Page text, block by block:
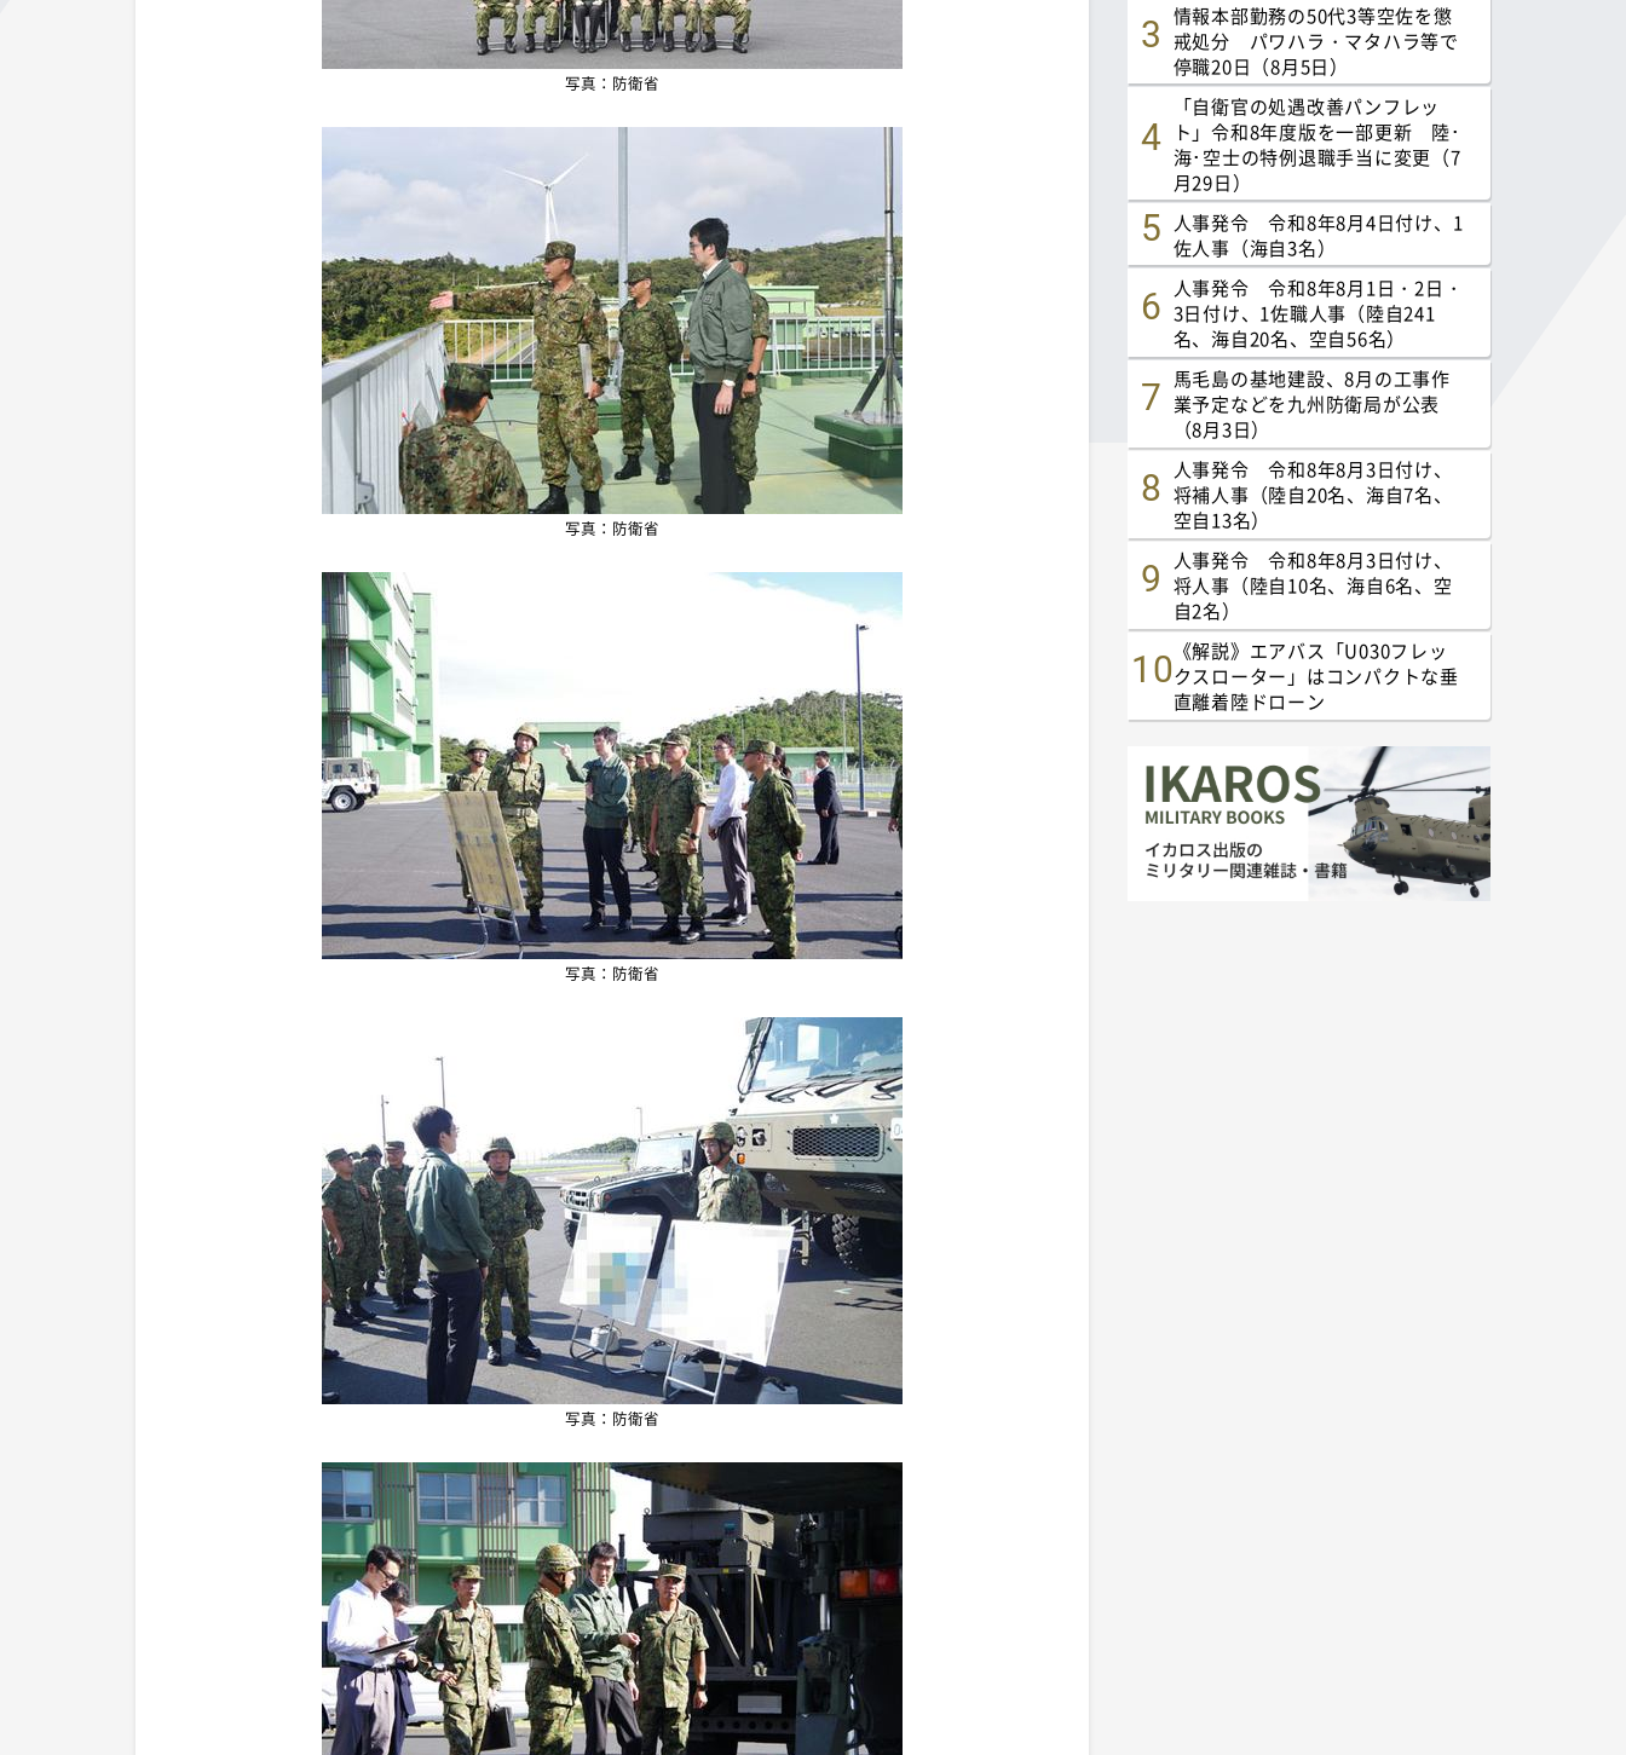
写真：防衛省
写真：防衛省
写真：防衛省
写真：防衛省
情報本部勤務の50代3等空佐を懲
戒処分 パワハラ・マタハラ等で
停職20日（8月5日）
「自衛官の処遇改善パンフレッ
ト」令和8年度版を一部更新 陸･
海･空士の特例退職手当に変更（7
月29日）
人事発令 令和8年8月4日付け、1
佐人事（海自3名）
人事発令 令和8年8月1日・2日・
3日付け、1佐職人事（陸自241
名、海自20名、空自56名）
馬毛島の基地建設、8月の工事作
業予定などを九州防衛局が公表
（8月3日）
人事発令 令和8年8月3日付け、
将補人事（陸自20名、海自7名、
空自13名）
人事発令 令和8年8月3日付け、
将人事（陸自10名、海自6名、空
自2名）
《解説》エアバス「U030フレッ
クスローター」はコンパクトな垂
直離着陸ドローン